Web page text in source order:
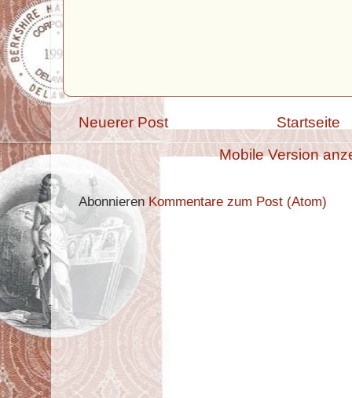
Neuerer Post
Startseite
Mobile Version
Abonnieren Kommentare zum Post (Atom)